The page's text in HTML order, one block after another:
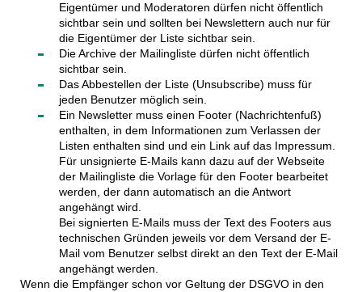
Eigentümer und Moderatoren dürfen nicht öffentlich
sichtbar sein und sollten bei Newslettern auch nur für
die Eigentümer der Liste sichtbar sein.
Die Archive der Mailingliste dürfen nicht öffentlich
sichtbar sein.
Das Abbestellen der Liste (Unsubscribe) muss für
jeden Benutzer möglich sein.
Ein Newsletter muss einen Footer (Nachrichtenfuß)
enthalten, in dem Informationen zum Verlassen der
Listen enthalten sind und ein Link auf das Impressum.
Für unsignierte E-Mails kann dazu auf der Webseite
der Mailingliste die Vorlage für den Footer bearbeitet
werden, der dann automatisch an die Antwort
angehängt wird.
Bei signierten E-Mails muss der Text des Footers aus
technischen Gründen jeweils vor dem Versand der E-
Mail vom Benutzer selbst direkt an den Text der E-Mail
angehängt werden.
Wenn die Empfänger schon vor Geltung der DSGVO in den